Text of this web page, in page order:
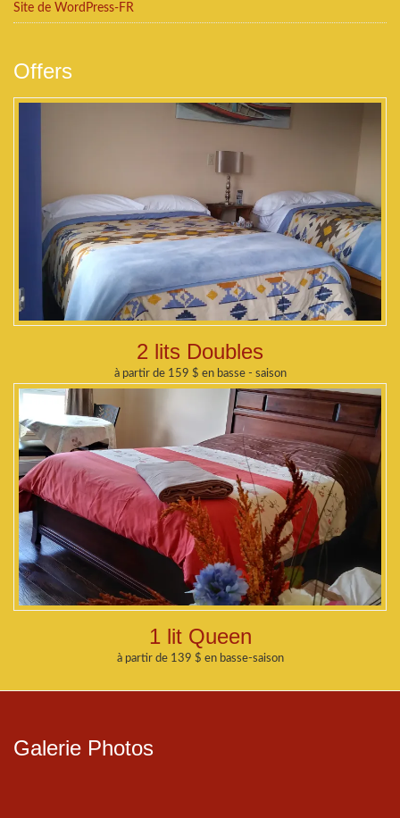
Site de WordPress-FR
Offers
2 lits Doubles
à partir de 159 $ en basse - saison
1 lit Queen
à partir de 139 $ en basse-saison
Galerie Photos